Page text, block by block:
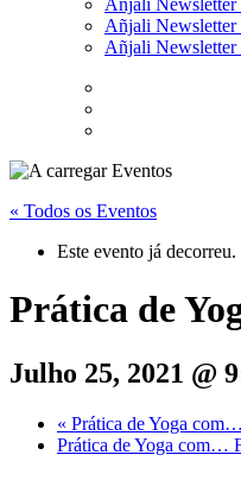
Añjali Newsletter
Añjali Newsletter
Añjali Newsletter
« Todos os Eventos
Este evento já decorreu.
Prática de
Julho 25, 2021 @
« Prática de Yoga
Prática de Yoga com…